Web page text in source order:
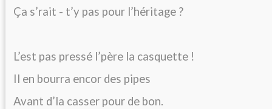
Ça s’rait - t’y pas pour l’héritage ?
L’est pas pressé l’père la casquette !
Il en bourra encor des pipes
Avant d’la casser pour de bon.